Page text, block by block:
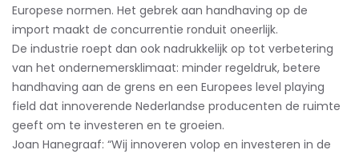
Europese normen. Het gebrek aan handhaving op de
import maakt de concurrentie ronduit oneerlijk.
De industrie roept dan ook nadrukkelijk op tot verbetering
van het ondernemersklimaat: minder regeldruk, betere
handhaving aan de grens en een Europees level playing
field dat innoverende Nederlandse producenten de ruimte
geeft om te investeren en te groeien.
Joan Hanegraaf: “Wij innoveren volop en investeren in de